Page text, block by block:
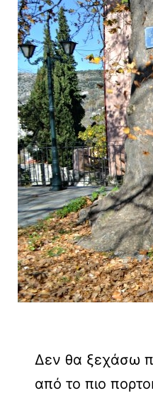
Δεν θα ξεχάσω
από το πιο